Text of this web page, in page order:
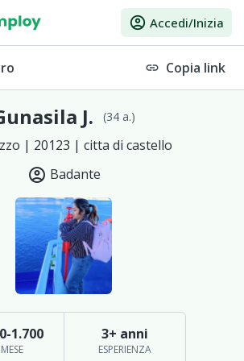
account_circle Accedi/Inizia
link Copia link
J. (34 a.)
| 20123 | citta di castello
account_circle Badante
1.700 3+ anni
ESPERIENZA